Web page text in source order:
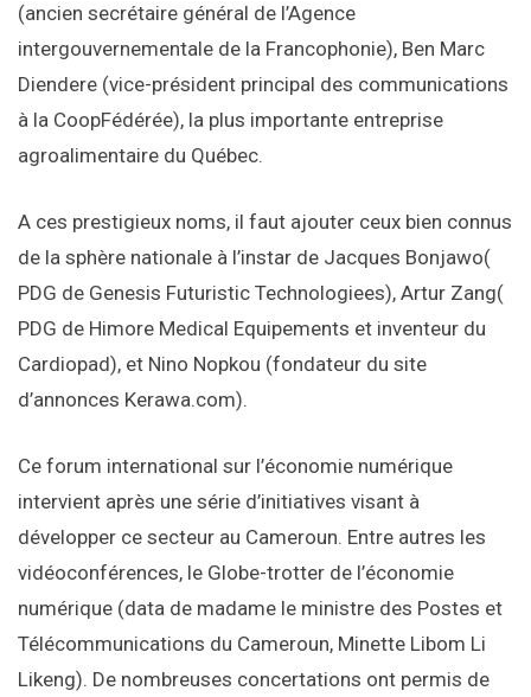
(ancien secrétaire général de l’Agence
intergouvernementale de la Francophonie), Ben Marc
Diendere (vice-président principal des communications
à la CoopFédérée), la plus importante entreprise
agroalimentaire du Québec.
A ces prestigieux noms, il faut ajouter ceux bien connus
de la sphère nationale à l’instar de Jacques Bonjawo(
PDG de Genesis Futuristic Technologiees), Artur Zang(
PDG de Himore Medical Equipements et inventeur du
Cardiopad), et Nino Nopkou (fondateur du site
d’annonces Kerawa.com).
Ce forum international sur l’économie numérique
intervient après une série d’initiatives visant à
développer ce secteur au Cameroun. Entre autres les
vidéoconférences, le Globe-trotter de l’économie
numérique (data de madame le ministre des Postes et
Télécommunications du Cameroun, Minette Libom Li
Likeng). De nombreuses concertations ont permis de